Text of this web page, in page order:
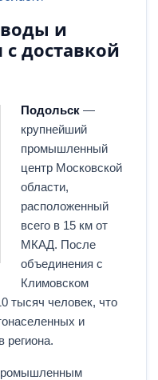
и
доставкой
Подольск —
крупнейший
промышленный
центр Московской
области,
расположенный
всего в 15 км от
МКАД. После
объединения с
Климовском
тысяч человек, что
и
региона.